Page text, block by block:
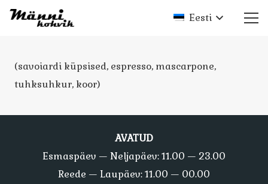
Eesti
(savoiardi küpsised, espresso, mascarpone,
tuhksuhkur, koor)
AVATUD
Esmaspäev — Neljapäev: 11.00 — 23.00
Reede — Laupäev: 11.00 — 00.00